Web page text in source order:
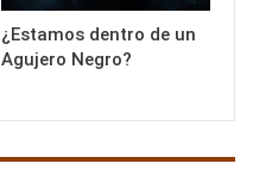
¿Estamos dentro de un
Agujero Negro?